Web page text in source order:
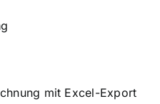
mit Excel-Export